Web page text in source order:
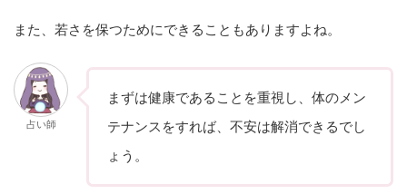
また、若さを保つためにできることもありますよね。
占い師
まずは健康であることを重視し、体のメン
テナンスをすれば、不安は解消できるでし
ょう。